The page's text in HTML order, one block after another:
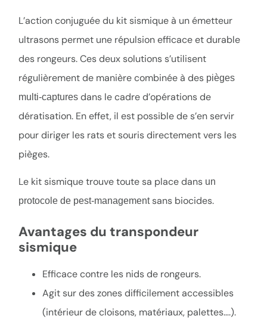
L’action conjuguée du kit sismique à un émetteur
ultrasons permet une répulsion efficace et durable
des rongeurs. Ces deux solutions s’utilisent
régulièrement de manière combinée à des pièges
multi-captures dans le cadre d’opérations de
dératisation. En effet, il est possible de s’en servir
pour diriger les rats et souris directement vers les
pièges.
Le kit sismique trouve toute sa place dans un
protocole de pest-managementsans biocides.
Avantages du transpondeur
sismique
Efficace contre les nids de rongeurs.
Agit sur des zones difficilement accessibles
(intérieur de cloisons, matériaux, palettes….).